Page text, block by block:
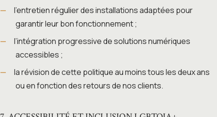
l’entretien régulier des installations adaptées pour
garantir leur bon fonctionnement ;
l’intégration progressive de solutions numériques
accessibles ;
la révision de cette politique au moins tous les deux ans
ou en fonction des retours de nos clients.